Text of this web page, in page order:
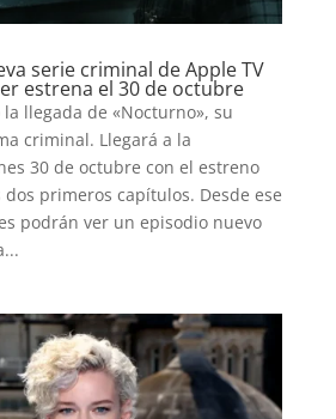
serie criminal de Apple TV
estrena el 30 de octubre
llegada de «Nocturno», su
criminal. Llegará a la
30 de octubre con el estreno
primeros capítulos. Desde ese
podrán ver un episodio nuevo